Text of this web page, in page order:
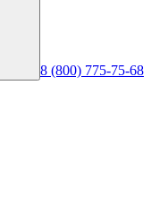
8 (800) 775-75-68